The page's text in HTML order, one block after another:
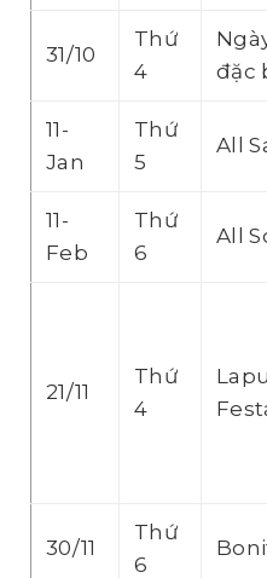
31/10
Thứ
4
đặc
11-
Jan
Thứ
5
All
11-
Feb
Thứ
6
All
21/11
Thứ
4
30/11
Thứ
6